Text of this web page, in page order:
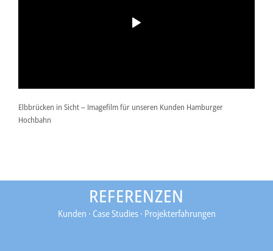
Elbbrücken in Sicht – Imagefilm für unseren Kunden Hamburger
Hochbahn
REFERENZEN
Kunden · Case Studies · Projekterfahrungen